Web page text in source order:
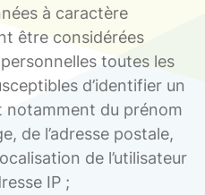
à caractère
être considérées
toutes les
d’identifier un
notamment du prénom
de l’adresse postale,
de l’utilisateur
IP ;